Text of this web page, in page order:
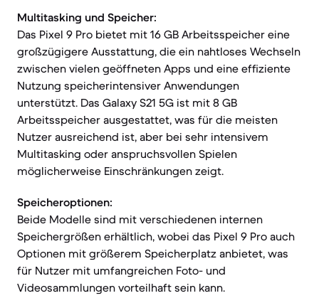
Multitasking und Speicher:
Das Pixel 9 Pro bietet mit 16 GB Arbeitsspeicher eine
großzügigere Ausstattung, die ein nahtloses Wechseln
zwischen vielen geöffneten Apps und eine effiziente
Nutzung speicherintensiver Anwendungen
unterstützt. Das Galaxy S21 5G ist mit 8 GB
Arbeitsspeicher ausgestattet, was für die meisten
Nutzer ausreichend ist, aber bei sehr intensivem
Multitasking oder anspruchsvollen Spielen
möglicherweise Einschränkungen zeigt.
Speicheroptionen:
Beide Modelle sind mit verschiedenen internen
Speichergrößen erhältlich, wobei das Pixel 9 Pro auch
Optionen mit größerem Speicherplatz anbietet, was
für Nutzer mit umfangreichen Foto- und
Videosammlungen vorteilhaft sein kann.